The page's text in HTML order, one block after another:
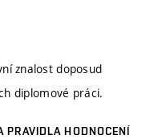
znalost doposud
diplomové práci.
PRAVIDLA HODNOCENÍ